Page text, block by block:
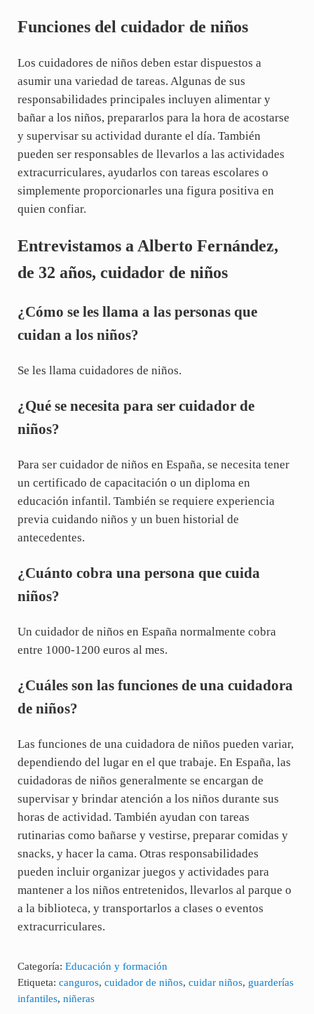
Funciones del cuidador de niños
Los cuidadores de niños deben estar dispuestos a
asumir una variedad de tareas. Algunas de sus
responsabilidades principales incluyen alimentar y
bañar a los niños, prepararlos para la hora de acostarse
y supervisar su actividad durante el día. También
pueden ser responsables de llevarlos a las actividades
extracurriculares, ayudarlos con tareas escolares o
simplemente proporcionarles una figura positiva en
quien confiar.
Entrevistamos a Alberto Fernández,
de 32 años, cuidador de niños
¿Cómo se les llama a las personas que
cuidan a los niños?
Se les llama cuidadores de niños.
¿Qué se necesita para ser cuidador de
niños?
Para ser cuidador de niños en España, se necesita tener
un certificado de capacitación o un diploma en
educación infantil. También se requiere experiencia
previa cuidando niños y un buen historial de
antecedentes.
¿Cuánto cobra una persona que cuida
niños?
Un cuidador de niños en España normalmente cobra
entre 1000-1200 euros al mes.
¿Cuáles son las funciones de una cuidadora
de niños?
Las funciones de una cuidadora de niños pueden variar,
dependiendo del lugar en el que trabaje. En España, las
cuidadoras de niños generalmente se encargan de
supervisar y brindar atención a los niños durante sus
horas de actividad. También ayudan con tareas
rutinarias como bañarse y vestirse, preparar comidas y
snacks, y hacer la cama. Otras responsabilidades
pueden incluir organizar juegos y actividades para
mantener a los niños entretenidos, llevarlos al parque o
a la biblioteca, y transportarlos a clases o eventos
extracurriculares.
Categoría: Educación y formación
Etiqueta: canguros, cuidador de niños, cuidar niños, guarderías
infantiles, niñeras